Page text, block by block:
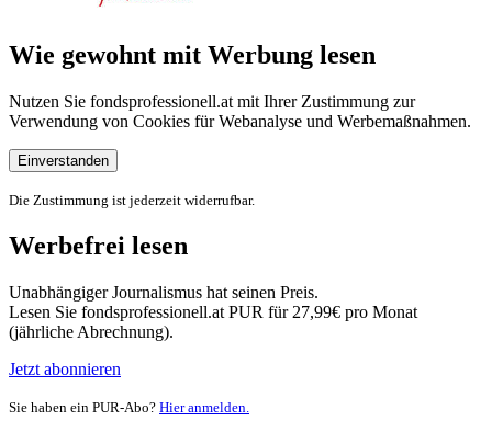
Wie gewohnt mit Werbung lesen
Nutzen Sie fondsprofessionell.at mit Ihrer Zustimmung zur
Verwendung von Cookies für Webanalyse und Werbemaßnahmen.
Einverstanden
Die Zustimmung ist jederzeit widerrufbar.
Werbefrei lesen
Unabhängiger Journalismus hat seinen Preis.
Lesen Sie fondsprofessionell.at PUR für 27,99€ pro Monat
(jährliche Abrechnung).
Jetzt abonnieren
Sie haben ein PUR-Abo? Hier anmelden.